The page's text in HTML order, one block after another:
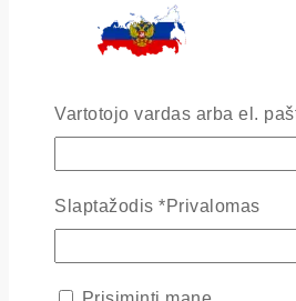
Vartotojo vardas arba el.
Slaptažodis *Privalomas